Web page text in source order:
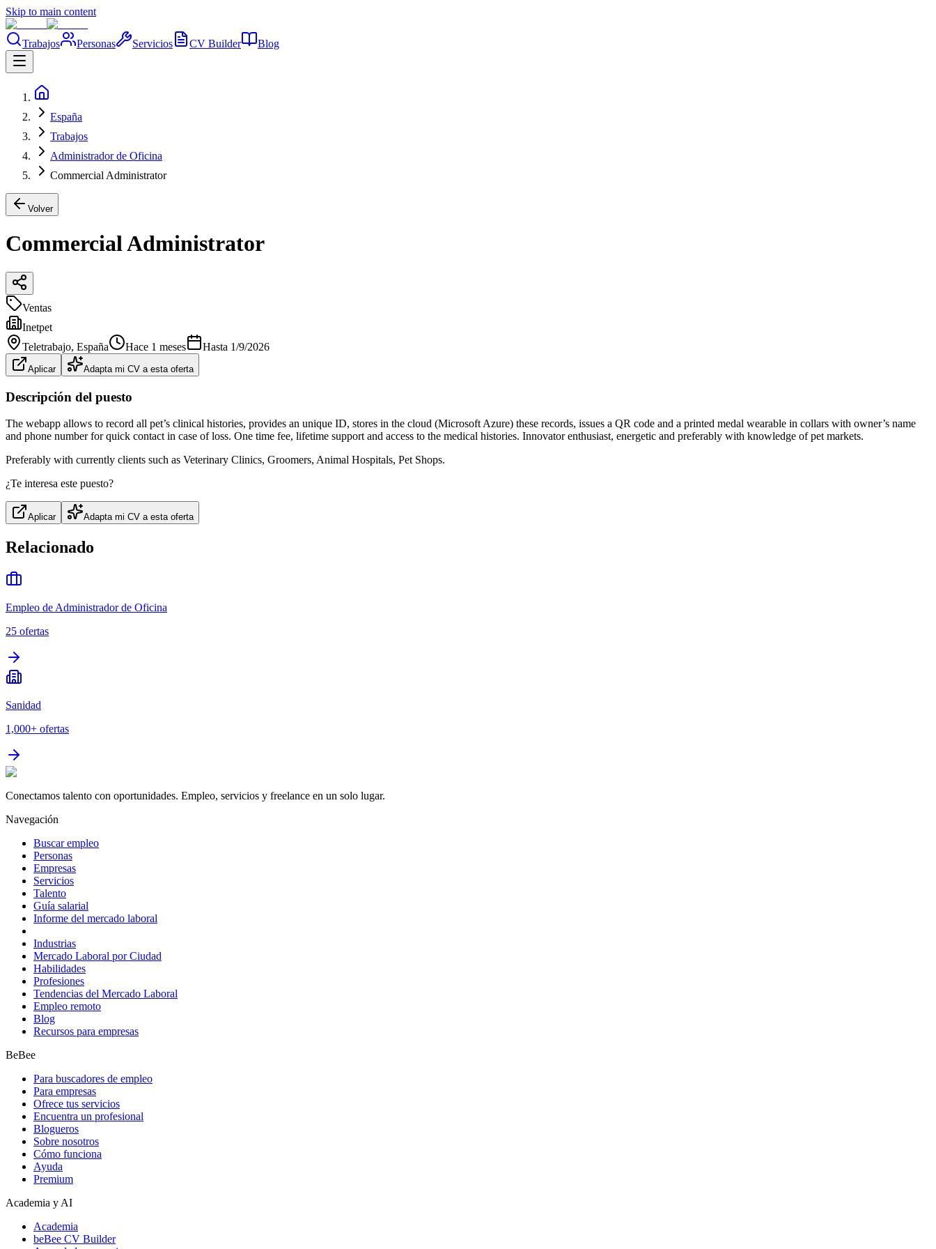
Skip to main content
Trabajos Personas Servicios CV Builder Blog
España
Trabajos
Administrador de Oficina
Commercial Administrator
Volver
Commercial Administrator
Ventas
Inetpet
Teletrabajo, España Hace 1 meses Hasta 1/9/2026
Aplicar Adapta mi CV a esta oferta
Descripción del puesto
The webapp allows to record all pet’s clinical histories, provides an unique ID, stores in the cloud (Microsoft Azure) these records, issues a QR code and a printed medal wearable in collars with owner’s name
and phone number for quick contact in case of loss. One time fee, lifetime support and access to the medical histories. Innovator enthusiast, energetic and preferably with knowledge of pet markets.
Preferably with currently clients such as Veterinary Clinics, Groomers, Animal Hospitals, Pet Shops.
¿Te interesa este puesto?
Aplicar Adapta mi CV a esta oferta
Relacionado
Empleo de Administrador de Oficina
25 ofertas
Sanidad
1,000+ ofertas
Conectamos talento con oportunidades. Empleo, servicios y freelance en un solo lugar.
Navegación
Buscar empleo
Personas
Empresas
Servicios
Talento
Guía salarial
Informe del mercado laboral
Industrias
Mercado Laboral por Ciudad
Habilidades
Profesiones
Tendencias del Mercado Laboral
Empleo remoto
Blog
Recursos para empresas
BeBee
Para buscadores de empleo
Para empresas
Ofrece tus servicios
Encuentra un profesional
Blogueros
Sobre nosotros
Cómo funciona
Ayuda
Premium
Academia y AI
Academia
beBee CV Builder